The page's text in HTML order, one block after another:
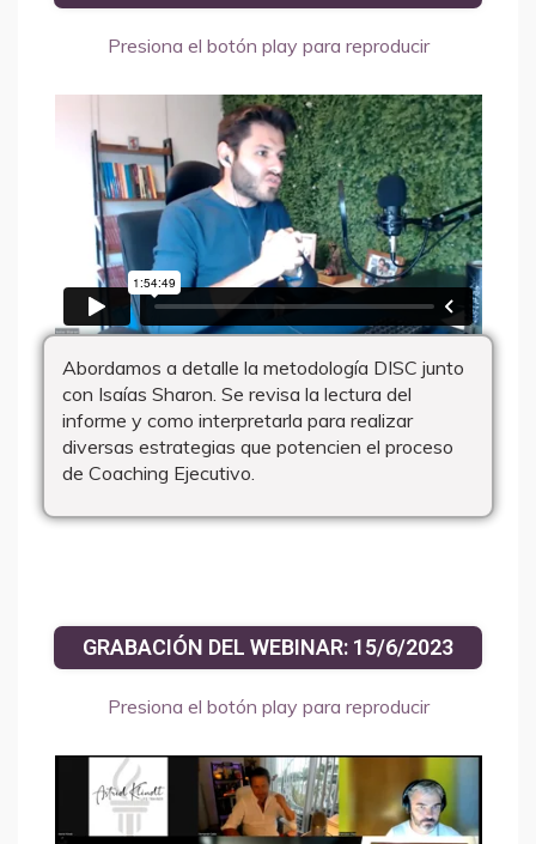
Presiona el botón play para reproducir
Abordamos a detalle la metodología DISC junto
con Isaías Sharon. Se revisa la lectura del
informe y como interpretarla para realizar
diversas estrategias que potencien el proceso
de Coaching Ejecutivo.
GRABACIÓN DEL WEBINAR: 15/6/2023
Presiona el botón play para reproducir